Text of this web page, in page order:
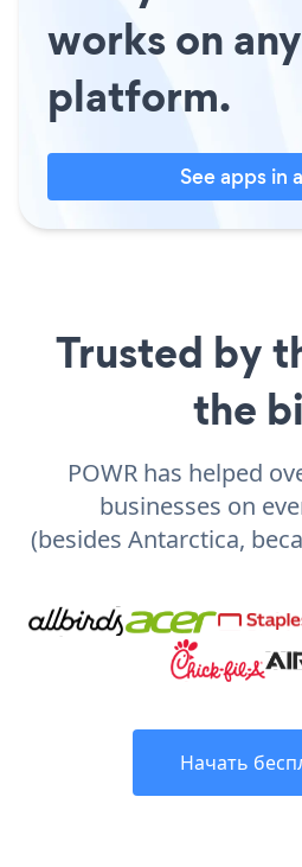
works on any
platform.
See apps in
Trusted by
the
POWR has helped
businesses on
(besides Antarctica,
Начать